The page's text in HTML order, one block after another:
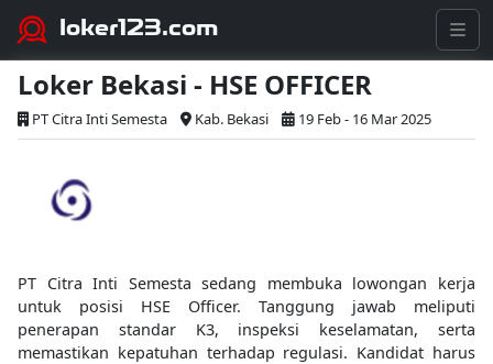
loker123.com
Loker Bekasi - HSE OFFICER
PT Citra Inti Semesta Kab. Bekasi 19 Feb - 16 Mar 2025
PT Citra Inti Semesta sedang membuka lowongan kerja
untuk posisi HSE Officer. Tanggung jawab meliputi
penerapan standar K3, inspeksi keselamatan, serta
memastikan kepatuhan terhadap regulasi. Kandidat harus